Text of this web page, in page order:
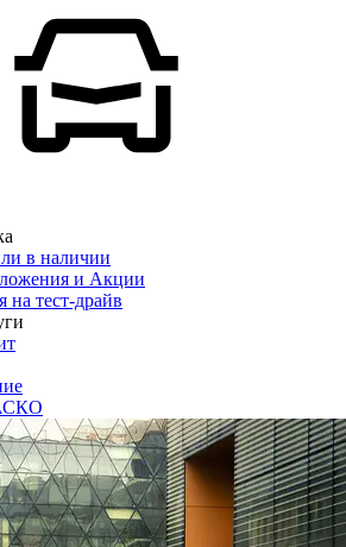
в наличии
и Акции
на тест-драйв